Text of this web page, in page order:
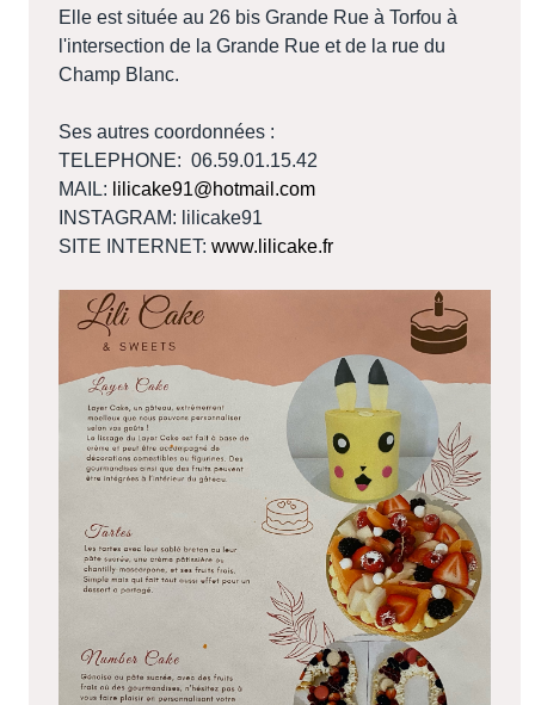
Elle est située au 26 bis Grande Rue à Torfou à
l'intersection de la Grande Rue et de la rue du
Champ Blanc.
Ses autres coordonnées :
TELEPHONE: 06.59.01.15.42
MAIL: lilicake91@hotmail.com
INSTAGRAM: lilicake91
SITE INTERNET: www.lilicake.fr